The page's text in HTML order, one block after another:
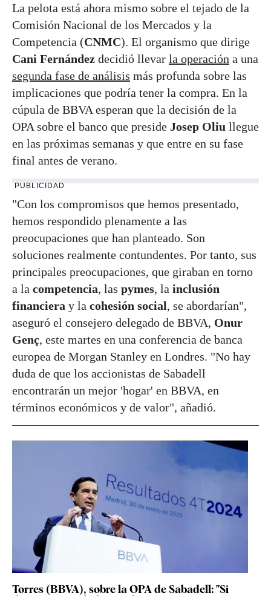
La pelota está ahora mismo sobre el tejado de la
Comisión Nacional de los Mercados y la
Competencia (CNMC). El organismo que dirige
Cani Fernández decidió llevar la operación a una
segunda fase de análisis más profunda sobre las
implicaciones que podría tener la compra. En la
cúpula de BBVA esperan que la decisión de la
OPA sobre el banco que preside Josep Oliu llegue
en las próximas semanas y que entre en su fase
final antes de verano.
PUBLICIDAD
"Con los compromisos que hemos presentado,
hemos respondido plenamente a las
preocupaciones que han planteado. Son
soluciones realmente contundentes. Por tanto, sus
principales preocupaciones, que giraban en torno
a la competencia, las pymes, la inclusión
financiera y la cohesión social, se abordarían",
aseguró el consejero delegado de BBVA, Onur
Genç, este martes en una conferencia de banca
europea de Morgan Stanley en Londres. "No hay
duda de que los accionistas de Sabadell
encontrarán un mejor 'hogar' en BBVA, en
términos económicos y de valor", añadió.
Torres (BBVA), sobre la OPA de Sabadell: "Si